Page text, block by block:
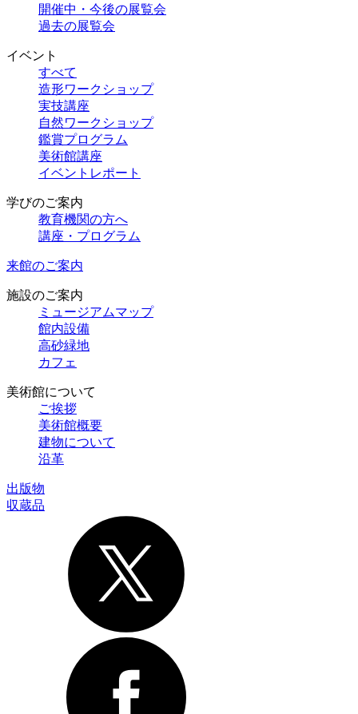
開催中・今後の展覧会
過去の展覧会
イベント
すべて
造形ワークショップ
実技講座
自然ワークショップ
鑑賞プログラム
美術館講座
イベントレポート
学びのご案内
教育機関の方へ
講座・プログラム
来館のご案内
施設のご案内
ミュージアムマップ
館内設備
高砂緑地
カフェ
美術館について
ご挨拶
美術館概要
建物について
沿革
出版物
収蔵品